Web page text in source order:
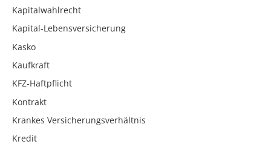
Kapitalwahlrecht
Kapital-Lebensversicherung
Kasko
Kaufkraft
KFZ-Haftpflicht
Kontrakt
Krankes Versicherungsverhältnis
Kredit